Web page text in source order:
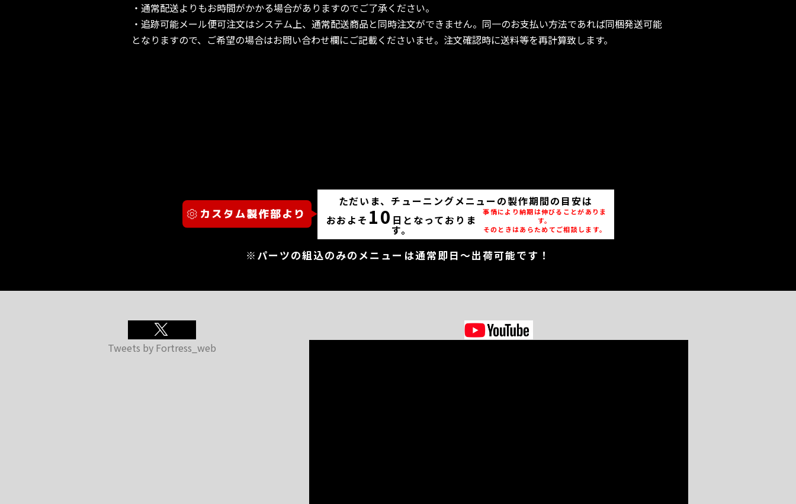
・通常配送よりもお時間がかかる場合がありますのでご了承ください。
・追跡可能メール便可注文はシステム上、通常配送商品と同時注文ができません。同一のお支払い方法であれば同梱発送可能
となりますので、ご希望の場合はお問い合わせ欄にご記載くださいませ。注文確認時に送料等を再計算致します。
ただいま、チューニングメニューの製作期間の目安は
おおよそ 10 日となっておりま
す。
事情により納期は伸びることがありま
す。
そのときはあらためてご相談します。
※パーツの組込のみのメニューは通常即日～出荷可能です！
Tweets by Fortress_web